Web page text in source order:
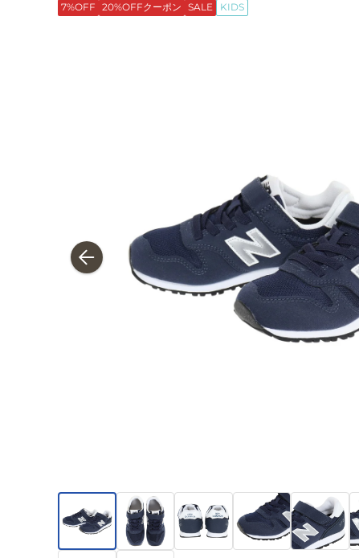
7%OFF 20%OFFクーポン SALE KIDS